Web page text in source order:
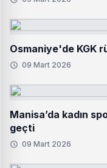
Osmaniye'de KGK
09 Mart 2026
Manisa’da kadın
geçti
09 Mart 2026